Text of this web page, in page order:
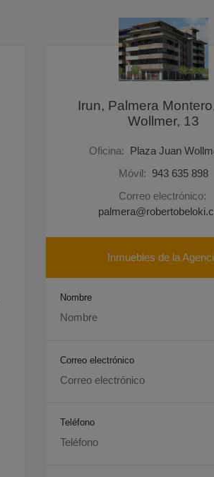
Irun, Palmera
Wollmer, 13
Oficina: Plaza Juan
Móvil: 943 635 898
Correo electrónico:
Inmuebles de la
Nombre
Correo electrónico
Teléfono